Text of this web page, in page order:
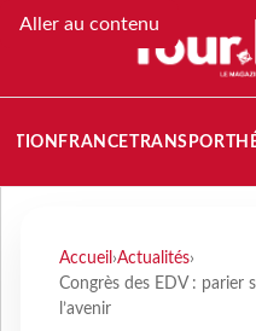
Aller au contenu
FRANCETRANSPORT
Accueil ›Actualités›
Congrès des EDV : parier
l’avenir